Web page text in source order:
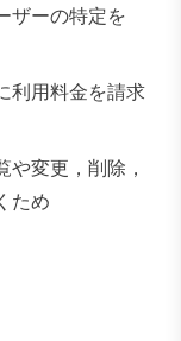
ザーの特定を
利用料金を請求
変更，削除，
ため